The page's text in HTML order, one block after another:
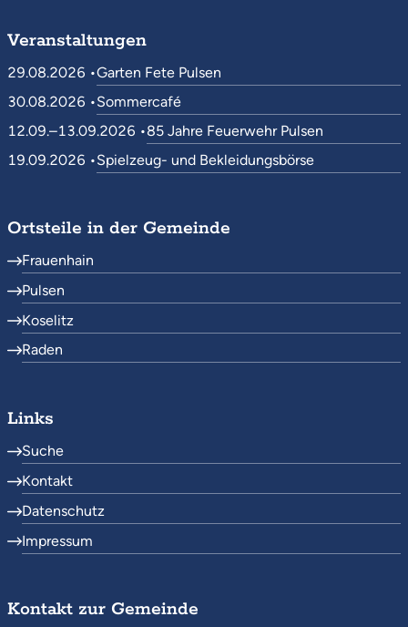
Veranstaltungen
29.08.2026 •Garten Fete Pulsen
30.08.2026 •Sommercafé
12.09.–13.09.2026 •85 Jahre Feuerwehr Pulsen
19.09.2026 •Spielzeug- und Bekleidungsbörse
Ortsteile in der Gemeinde
Frauenhain
Pulsen
Koselitz
Raden
Links
Suche
Kontakt
Datenschutz
Impressum
Kontakt zur Gemeinde